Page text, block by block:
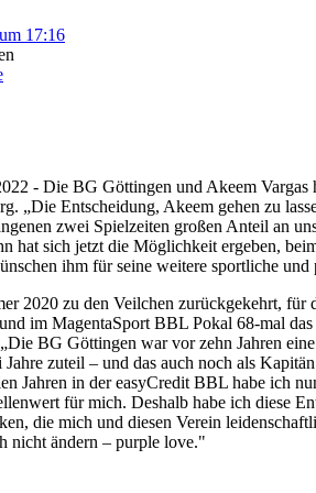
17:16
- Die BG Göttingen und Akeem
„Die Entscheidung, Akeem gehen zu
zwei Spielzeiten großen Anteil an
hat sich jetzt die Möglichkeit ergeben,
ihm für seine weitere sportliche
2020 zu den Veilchen zurückgekehrt,
im MagentaSport BBL Pokal 68-mal
BG Göttingen war vor zehn Jahren
zuteil – und das auch noch als
Jahren in der easyCredit BBL habe ich
für mich. Deshalb habe ich diese
die mich und diesen Verein
nicht ändern – purple love."